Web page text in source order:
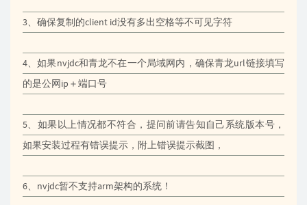
3、确保复制的client id没有多出空格等不可见字符
4、如果nvjdc和青龙不在一个局域网内，确保青龙url链接填写
的是公网ip＋端口号
5、如果以上情况都不符合，提问前请告知自己系统版本号，
如果安装过程有错误提示，附上错误提示截图，
6、nvjdc暂不支持arm架构的系统！